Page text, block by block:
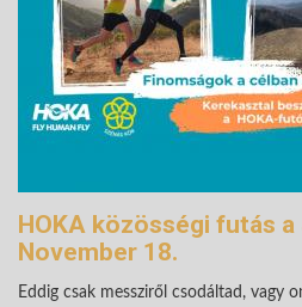
HOKA közösségi futás
November 18.
Eddig csak messziről csodáltad, vagy